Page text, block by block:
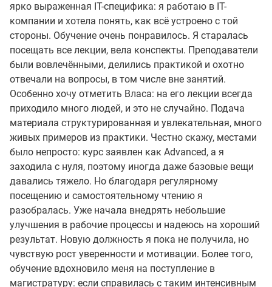
ярко выраженная IT-специфика: я работаю в IT-
компании и хотела понять, как всё устроено с той
стороны. Обучение очень понравилось. Я старалась
посещать все лекции, вела конспекты. Преподаватели
были вовлечёнными, делились практикой и охотно
отвечали на вопросы, в том числе вне занятий.
Особенно хочу отметить Власа: на его лекции всегда
приходило много людей, и это не случайно. Подача
материала структурированная и увлекательная, много
живых примеров из практики. Честно скажу, местами
было непросто: курс заявлен как Advanced, а я
заходила с нуля, поэтому иногда даже базовые вещи
давались тяжело. Но благодаря регулярному
посещению и самостоятельному чтению я
разобралась. Уже начала внедрять небольшие
улучшения в рабочие процессы и надеюсь на хороший
результат. Новую должность я пока не получила, но
чувствую рост уверенности и мотивации. Более того,
обучение вдохновило меня на поступление в
магистратуру: если справилась с таким интенсивным